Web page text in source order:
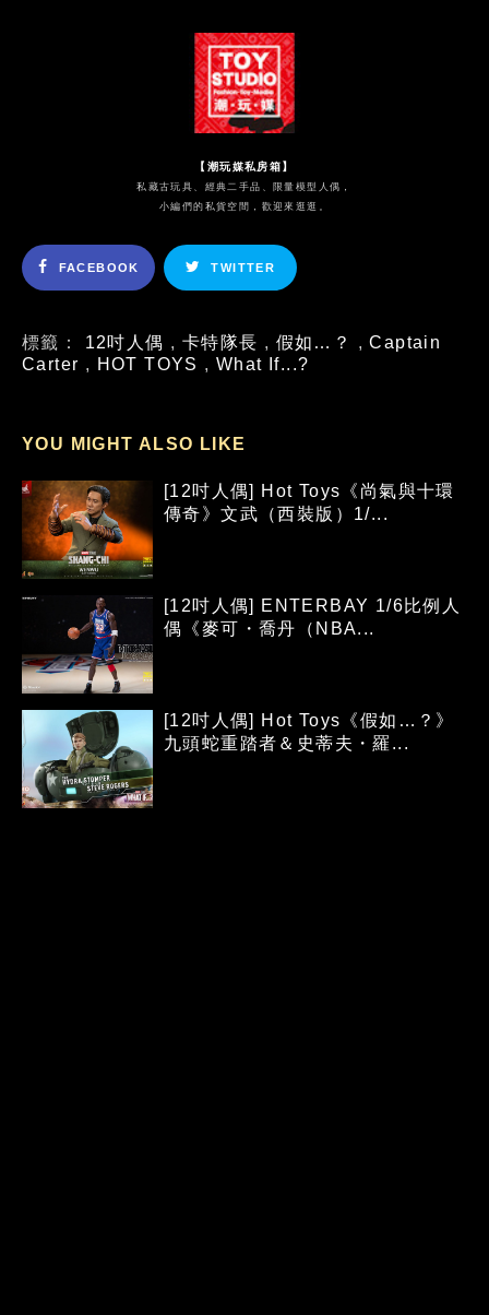
【潮玩媒私房箱】
私藏古玩具、經典二手品、限量模型人偶，
小編們的私貨空間，歡迎來逛逛。
FACEBOOK TWITTER
標籤： 12吋人偶 , 卡特隊長 , 假如…？ ,Captain
Carter , HOT TOYS ,What If...?
YOU MIGHT ALSO LIKE
[12吋人偶] Hot Toys《尚氣與十環
傳奇》文武（西裝版）1/...
[12吋人偶] ENTERBAY 1/6比例人
偶《麥可・喬丹（NBA...
[12吋人偶] Hot Toys《假如…？》
九頭蛇重踏者＆史蒂夫・羅...